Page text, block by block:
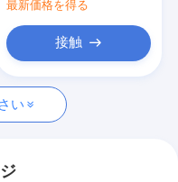
音楽 壁タッチスクリー
最新価格を得る
接触
い